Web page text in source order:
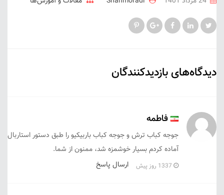
دیدگاه‌های بازدیدکنندگان
فاطمه
جوجه کباب ترش و جوجه کباب باربیکیو را طبق دستور استاربال
آماده کردم بسیار خوشمزه شد، ممنون از شما.
ارسال پاسخ